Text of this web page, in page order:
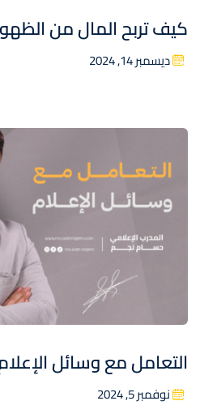
كيف تربح المال من
ديسمبر 14, 2024
التعامل مع وسائل
نوفمبر 5, 2024